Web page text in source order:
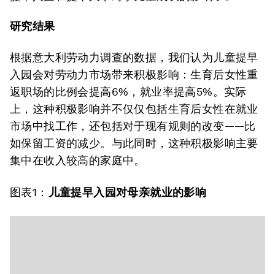
研究结果
根据意大利劳动力调查的数据，我们认为儿童提早
入园会对劳动力市场带来积极影响：生育后女性重
返职场的比例会提高6%，就业率提高5%。实际
上，这种积极影响并不仅仅包括生育后女性在就业
市场中找工作，还包括对于现有规则的改变——比
如保留工资的减少。与此同时，这种积极影响主要
集中在收入较高的家庭中。
图表1： 儿童提早入园对母亲就业的影响